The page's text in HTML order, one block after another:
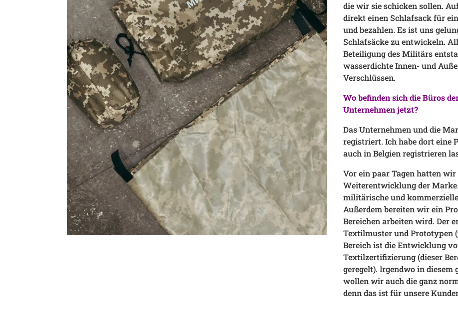
die wir sie schicken sollen.
direkt einen Schlafsack für
und bezahlen. Es ist uns
Schlafsäcke zu entwickeln.
Beteiligung des Militärs
wasserdichte Innen- und
Verschlüssen.
Wo befinden sich die Büros
Unternehmen jetzt?
Das Unternehmen und die
registriert. Ich habe dort eine
auch in Belgien registrieren
Vor ein paar Tagen hatten
Weiterentwicklung der
militärische und
Außerdem bereiten wir ein
Bereichen arbeiten wird. Der
Textilmuster und Prototypen
Bereich ist die Entwicklung
Textilzertifizierung (dieser
geregelt). Irgendwo in
wollen wir auch die ganz
denn das ist für unsere